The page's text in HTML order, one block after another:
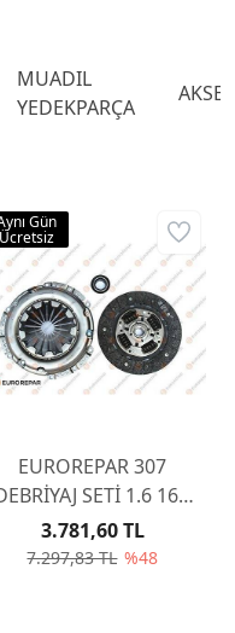
MUADIL
YEDEKPARÇA
EUROREPAR 307
SETİ 1.6 16V
TU5JP4 / BİLYA
YUVARLAK -MA
7.297,83 TL %48
3.781,60 TL
Gün
Ücretsiz